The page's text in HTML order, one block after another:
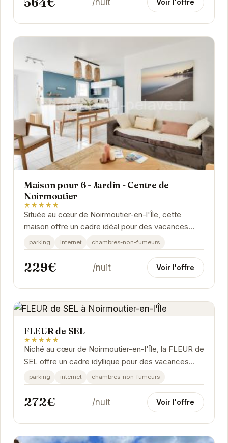
/nuit Voir l'offre
Maison pour 6 - Jardin - Centre de
Noirmoutier
★★★★★
Située au cœur de Noirmoutier-en-l'Île, cette
maison offre un cadre idéal pour des vacances
reposantes. Le jardin privé est parfait pour les...
parking internet chambres-non-fumeurs
229€ /nuit Voir l'offre
FLEUR de SEL
★★★★★
Niché au cœur de Noirmoutier-en-l'Île, la FLEUR de
SEL offre un cadre idyllique pour des vacances
relaxantes. Ses prestations de qualité et son...
parking internet chambres-non-fumeurs
272€ /nuit Voir l'offre